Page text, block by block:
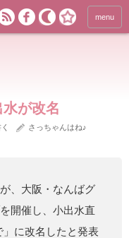
menu
が改名
さっちゃんはね♪
、大阪・なんばグ
開催し、小出水直
に改名したと発表